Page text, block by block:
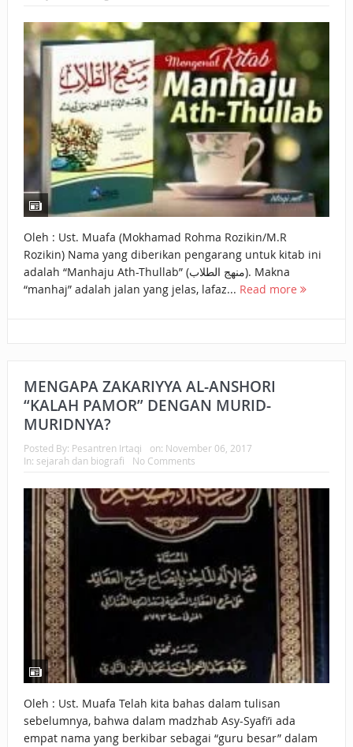
BAGAIMANA CARA MEMBAYAR ZAKAT UANG?
UANG HARAM BISA MENJADI HALAL JIKA SEBAB
KEPEMILIKANNYA BERUBAH
ISTIDLAL BATIL VS ISTIDLAL SYAR’I
BAHASA CINTA KARENA ALLAH
HUKUM MEMBAYAR ZAKAT DENGAN CARA MENGANGSUR
HUKUM MEMBAYAR ZAKAT KEPADA KERABAT SENDIRI
Oleh : Ust. Muafa (Mokhamad Rohma Rozikin/M.R
Rozikin) Nama yang diberikan pengarang untuk kitab ini
adalah “Manhaju Ath-Thullab” (منهج الطلاب). Makna
“manhaj” adalah jalan yang jelas, lafaz... Read more
MENGAPA ZAKARIYYA AL-ANSHORI
“KALAH PAMOR” DENGAN MURID-
MURIDNYA?
Posted By: Pesantren Irtaqi on: November 06, 2017
In: sejarah dan biografi No Comments
Oleh : Ust. Muafa Telah kita bahas dalam tulisan
sebelumnya, bahwa dalam madzhab Asy-Syafi’i ada
empat nama yang berkibar sebagai “guru besar” dalam